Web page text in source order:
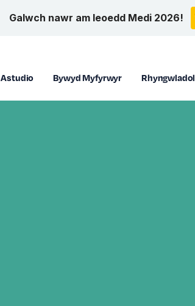
Galwch nawr am leoedd Medi 2026!
Astudio Bywyd Myfyrwyr Rhyngwladol